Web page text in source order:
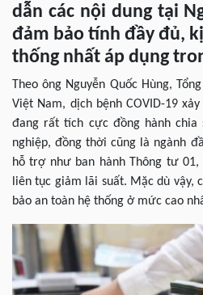
dẫn các nội dung tại
đảm bảo tính đầy đủ,
thống nhất áp dụng
Theo ông Nguyễn Quốc Hùng,
Việt Nam, dịch bệnh COVID-19
đang rất tích cực đồng hành chia
nghiệp, đồng thời cũng là ngành
hỗ trợ như ban hành Thông tư
liên tục giảm lãi suất. Mặc dù vậy,
bảo an toàn hệ thống ở mức cao